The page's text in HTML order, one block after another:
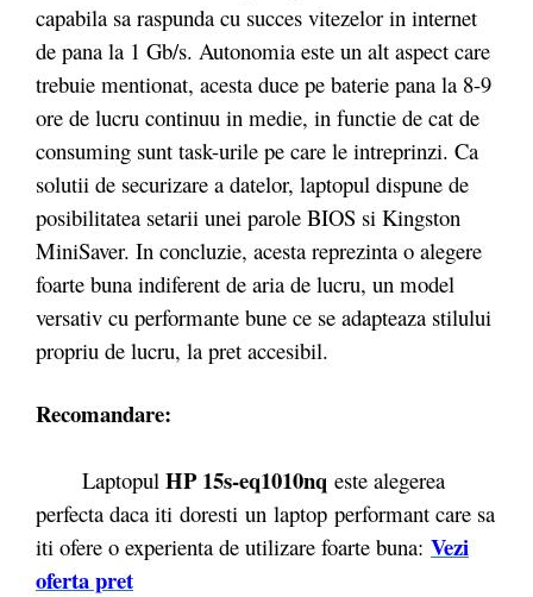
capabila sa raspunda cu succes vitezelor in internet
de pana la 1 Gb/s. Autonomia este un alt aspect care
trebuie mentionat, acesta duce pe baterie pana la 8-9
ore de lucru continuu in medie, in functie de cat de
consuming sunt task-urile pe care le intreprinzi. Ca
solutii de securizare a datelor, laptopul dispune de
posibilitatea setarii unei parole BIOS si Kingston
MiniSaver. In concluzie, acesta reprezinta o alegere
foarte buna indiferent de aria de lucru, un model
versativ cu performante bune ce se adapteaza stilului
propriu de lucru, la pret accesibil.
Recomandare:
Laptopul HP 15s-eq1010nq este alegerea
perfecta daca iti doresti un laptop performant care sa
iti ofere o experienta de utilizare foarte buna: Vezi
oferta pret